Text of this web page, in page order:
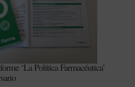
‘La Política Farmacéutica’